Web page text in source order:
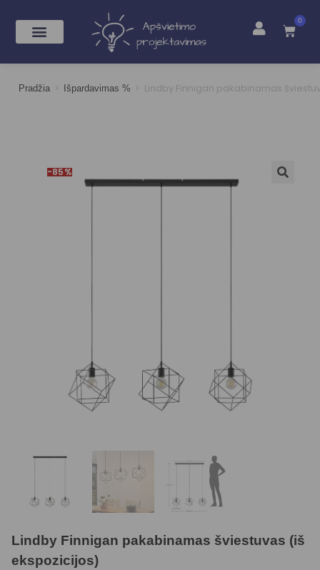
0
Pradžia > Išpardavimas % > Lindby Finnigan pakabinamas
-85%
Lindby Finnigan pakabinamas šviestuvas (iš
ekspozicijos)